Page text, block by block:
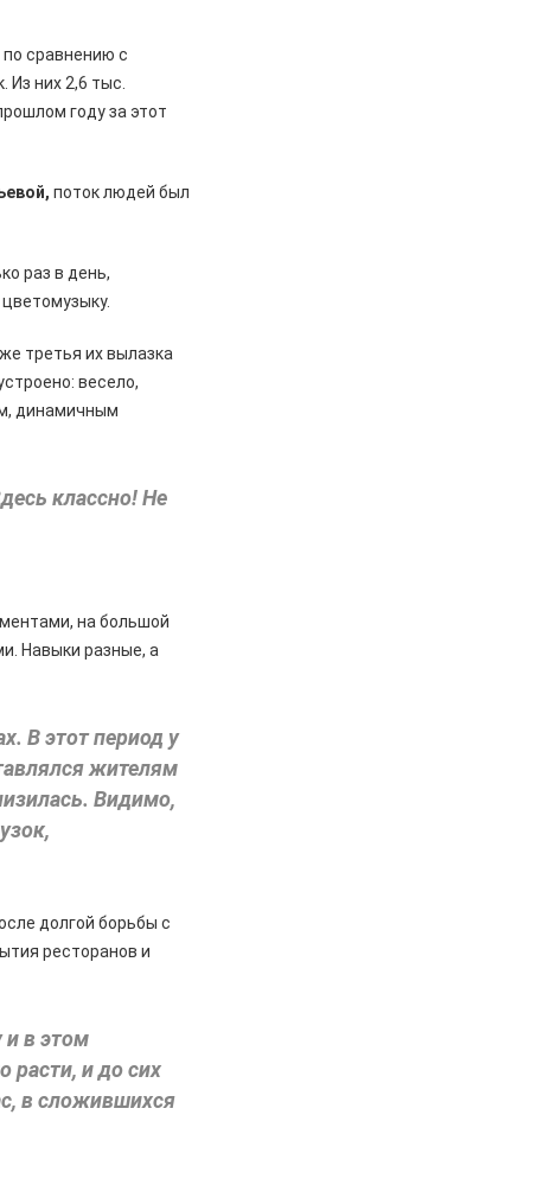
сравнению с
них 2,6 тыс.
году за этот
поток людей был
раз в день,
третья их вылазка
весело,
динамичным
классно! Не
на большой
Навыки разные, а
В этот период у
жителям
Видимо,
долгой борьбы с
ресторанов и
и в этом
расти, и до сих
в сложившихся